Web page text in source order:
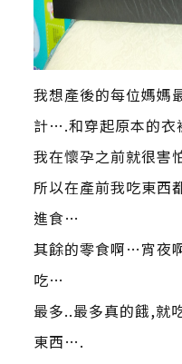
我想產後的每位媽媽
計….和穿起原本的
我在懷孕之前就很害
所以在產前我吃東西
進食…
其餘的零食啊…宵
吃…
最多..最多真的餓,就
東西….